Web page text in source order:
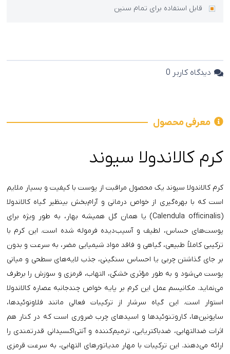
قابل استفاده برای تمام سنین
دیدگاه کاربر 0
معرفی محصول
کرم کالاندولا سیوند
کرم کالاندولا سیوند یک محصول مراقبت از پوست با کیفیت و بسیار ملایم
است که با بهره‌گیری از خواص درمانی و آرام‌بخش بینظیر گیاه کالاندولا
(Calendula officinalis) یا همان گل همیشه بهار، به طور ویژه برای
پوست‌های حساس، لطیف و آسیب‌دیده فرموله شده است. این کرم با
ترکیبی کاملاً طبیعی، گیاهی و فاقد مواد شیمیایی مضر، به سرعت و بدون
بر جای گذاشتن چربی یا احساس سنگینی، جذب لایه‌های سطحی و میانی
پوست می‌شود و به طور مؤثری خشکی، التهاب، قرمزی و سوزش را برطرف
می‌نماید. مکانیسم عمل این کرم بر پایه خواص چندجانبه عصاره کالاندولا
استوار است. این گیاه سرشار از ترکیبات فعالی مانند فلاونوئیدها،
ساپونین‌ها، کاروتنوئیدها و اسیدهای چرب ضروری است که در کنار هم
اثرات ضدالتهابی، ضدباکتریایی، ترمیم‌کننده و آنتی‌اکسیدانی قدرتمندی را
ارائه می‌دهند. این ترکیبات با مهار مدیاتورهای التهابی، به سرعت قرمزی